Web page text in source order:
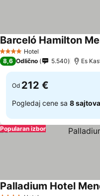
4 ZvezdiceHotel
Barceló Hamilton
8,6 Odlično 5.540 Es
Od 212 €
Pogledaj cene sa 8 sajtova
Popularan izbor
Palladium Hotel